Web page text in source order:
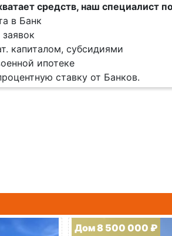
средств, наш специалист
в Банк
капиталом, субсидиями
ипотеке
ставку от Банков.
Дом 8 500 000 ₽